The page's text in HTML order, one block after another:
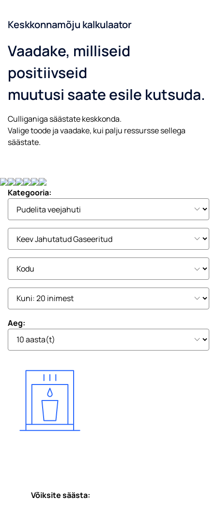
Keskkonnamõju kalkulaator
Vaadake, milliseid
positiivseid
muutusi saate esile kutsuda.
Culliganiga säästate keskkonda.
Valige toode ja vaadake, kui palju ressursse sellega
säästate.
Kategooria:
Aeg:
Võiksite säästa: